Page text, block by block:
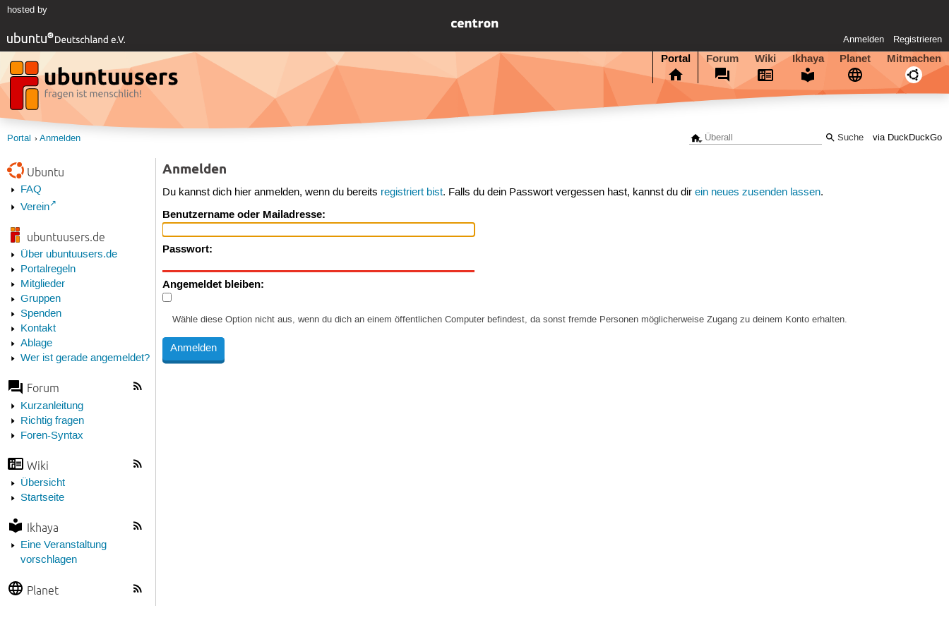
hosted by
Anmelden Registrieren
Portal Forum Wiki Ikhaya Planet Mitmachen
via DuckDuckGo
Portal Anmelden
Ubuntu
FAQ
Verein
ubuntuusers.de
Über ubuntuusers.de
Portalregeln
Mitglieder
Gruppen
Spenden
Kontakt
Ablage
Wer ist gerade angemeldet?
Forum
Kurzanleitung
Richtig fragen
Foren-Syntax
Wiki
Übersicht
Startseite
Ikhaya
Eine Veranstaltung
vorschlagen
Planet
Anmelden
Du kannst dich hier anmelden, wenn du bereits registriert bist. Falls du dein Passwort vergessen hast, kannst du direin neues zusenden lassen.
Benutzername oder Mailadresse:
Passwort:
Angemeldet bleiben:
Wähle diese Option nicht aus, wenn du dich an einem öffentlichen Computer befindest, da sonst fremde Personen möglicherweise Zugang zu deinem Konto erhalten.